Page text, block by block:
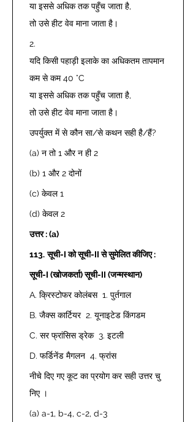
या इससे अधिक तक पहुँच जाता है,
तो उसे हीट वेव माना जाता है।
2.
यदि किसी पहाड़ी इलाके का अधिकतम तापमान
कम से कम 40 °C
या इससे अधिक तक पहुँच जाता है,
तो उसे हीट वेव माना जाता है।
उपर्युक्त में से कौन सा/से कथन सही है/हैं?
(a) न तो 1 और न ही 2
(b) 1 और 2 दोनों
(c) केवल 1
(d) केवल 2
उत्तर : (a)
113. सूची-I को सूची-II से सुमेलित कीजिए :
सूची-I (खोजकर्ता) सूची-II (जन्मस्थान)
A. क्रिस्टोफर कोलंबस  1. पुर्तगाल
B. जैक्स कार्टियर  2. यूनाइटेड किंगडम
C. सर फ्रांसिस ड्रेक  3. इटली
D. फर्डिनेंड मैगलन  4. फ्रांस
नीचे दिए गए कूट का प्रयोग कर सही उत्तर चु
निए ।
(a) a-1, b-4, c-2, d-3